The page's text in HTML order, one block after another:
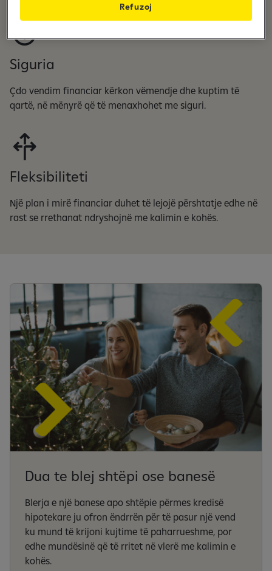
Siguria
Çdo vendim financiar kërkon vëmendje dhe kuptim të
qartë, në mënyrë që të menaxhohet me siguri.
Fleksibiliteti
Një plan i mirë financiar duhet të lejojë përshtatje edhe në
rast se rrethanat ndryshojnë me kalimin e kohës.
Dua te blej shtëpi ose banesë
Blerja e një banese apo shtëpie përmes kredisë
hipotekare ju ofron ëndrrën për të pasur një vend
ku mund të krijoni kujtime të paharrueshme, por
edhe mundësinë që të rritet në vlerë me kalimin e
kohës.
Refuzoj